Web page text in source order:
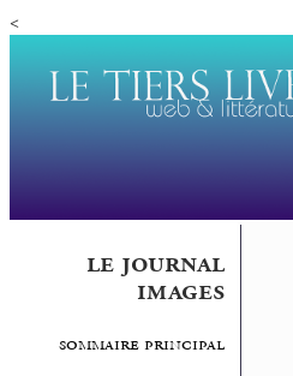
<
le journal
images
sommaire principal